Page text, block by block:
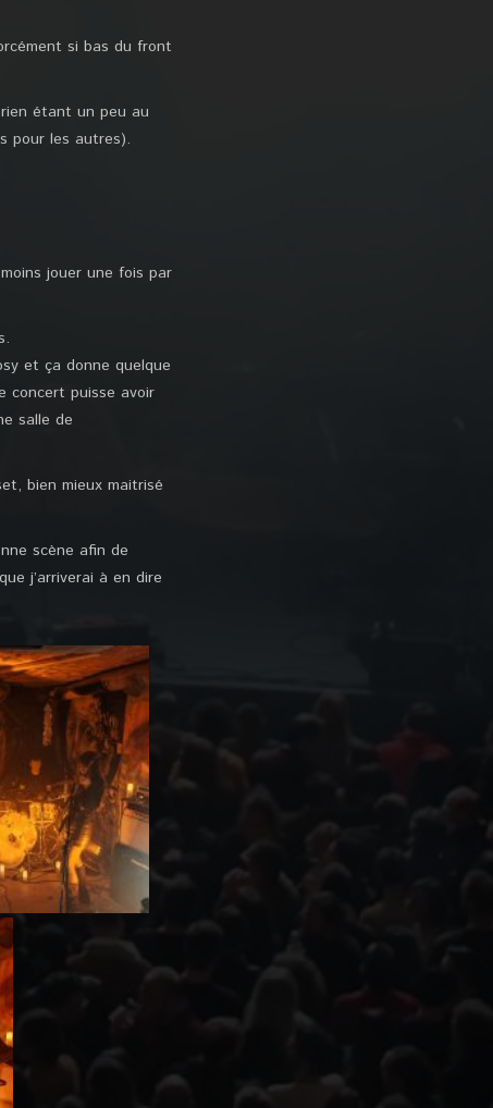
si bas du front
étant un peu au
pour les autres).
jouer une fois par
et ça donne quelque
concert puisse avoir
salle de
bien mieux maitrisé
scène afin de
j’arriverai à en dire